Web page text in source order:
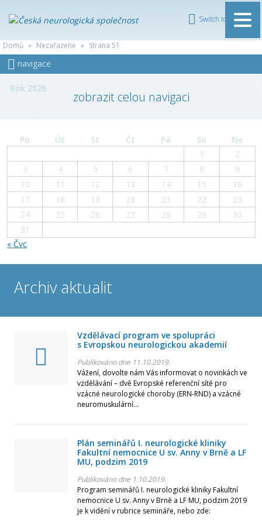
Switch to English
ČESKÁ
SPOLEČNOST
Domů » Nezařazené » Strana 51
navigace
Rok 2026
Červenec
Červen
Květen
Duben
Březen
Únor
Po Út St Čt Pá So
Ne
1
2
3
4 5 6 7 8
9
10
11 12 13 14 15
16
17
18 19 20 21 22
23
24
25 26 27 28 29
30
31
« Čvc
Archiv aktualit
Vzdělávací program ve spolupráci
s Evropskou neurologickou akademií
Publikováno dne 11.10.2019.
Vážení, dovolte nám Vás informovat o novinkách ve
vzdělávání – dvě Evropské referenční sítě pro
vzácné neurologické choroby (ERN-RND) a vzácné
neuromuskulární...
Plán seminářů I. neurologické kliniky
Fakultní nemocnice U sv. Anny v Brně a LF
MU, podzim 2019
Publikováno dne 1.10.2019.
Program seminářů I. neurologické kliniky Fakultní
nemocnice U sv. Anny v Brně a LF MU, podzim 2019
je k vidění v rubrice semináře, nebo zde: